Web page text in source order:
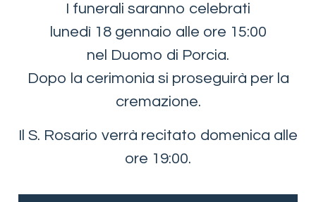
I funerali saranno celebrati
lunedì 18 gennaio alle ore 15:00
nel Duomo di Porcia.
Dopo la cerimonia si proseguirà per la
cremazione.
Il S. Rosario verrà recitato domenica alle
ore 19:00.